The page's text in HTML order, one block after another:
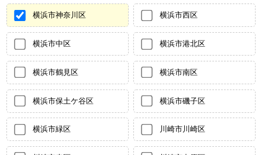
横浜市神奈川区 横浜市西区
横浜市中区 横浜市港北区
横浜市鶴見区 横浜市南区
横浜市保土ケ谷区 横浜市磯子区
横浜市緑区 川崎市川崎区